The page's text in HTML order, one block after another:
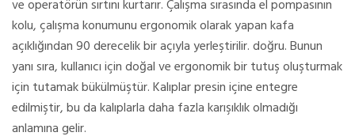
ve operatörün sırtını kurtarır. Çalışma sırasında el pompasının
kolu, çalışma konumunu ergonomik olarak yapan kafa
açıklığından 90 derecelik bir açıyla yerleştirilir. doğru. Bunun
yanı sıra, kullanıcı için doğal ve ergonomik bir tutuş oluşturmak
için tutamak bükülmüştür. Kalıplar presin içine entegre
edilmiştir, bu da kalıplarla daha fazla karışıklık olmadığı
anlamına gelir.